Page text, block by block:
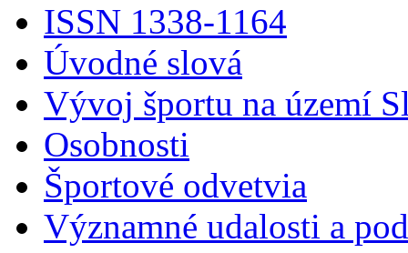
ISSN 1338-1164
Úvodné slová
Vývoj športu na území
Osobnosti
Športové odvetvia
Významné udalosti a